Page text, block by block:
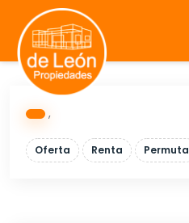
,
Oferta Renta Permuta